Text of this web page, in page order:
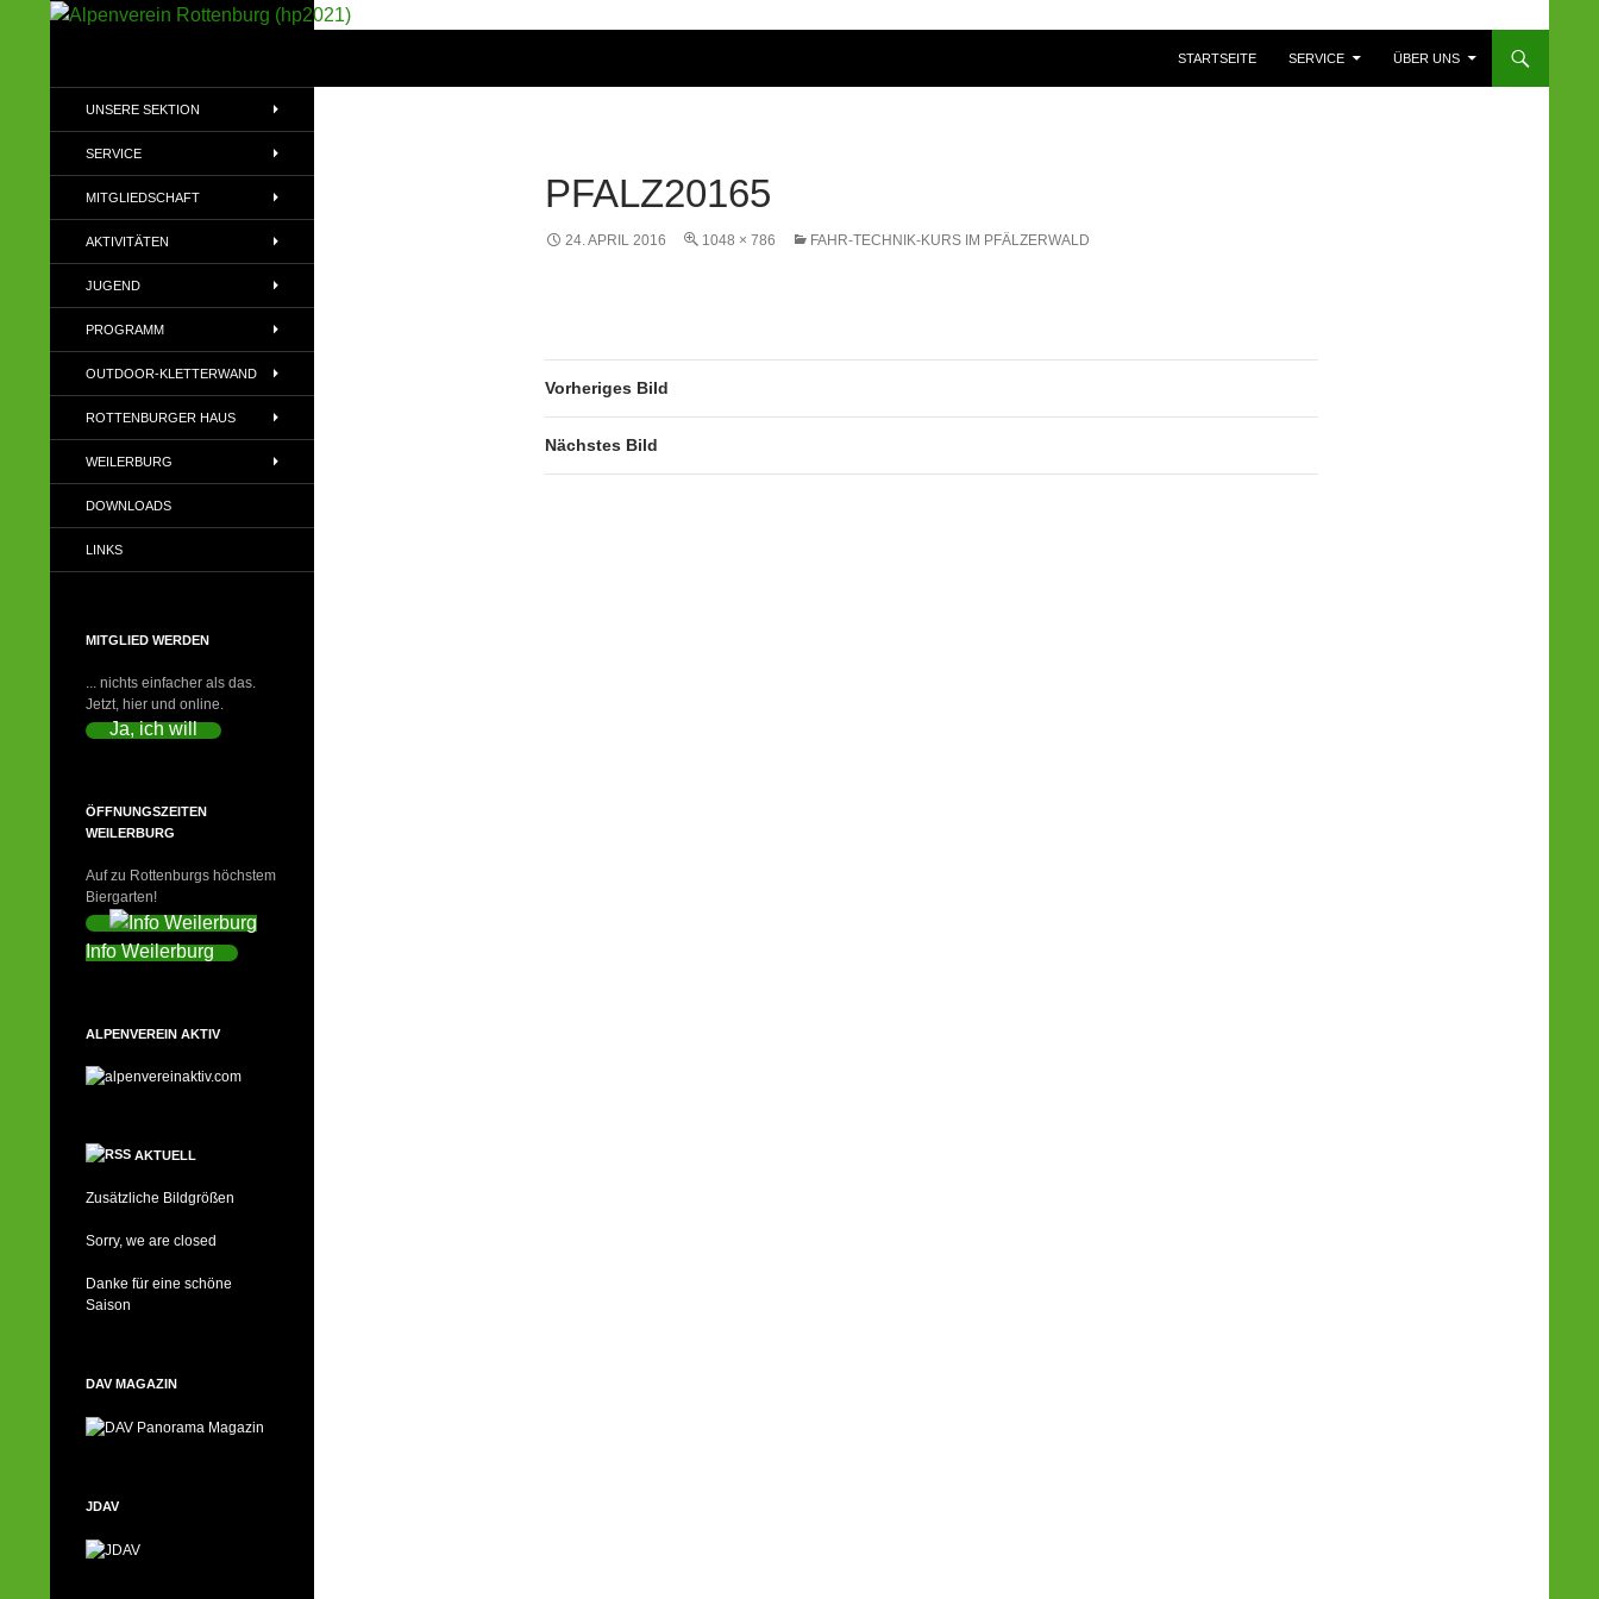
STARTSEITE
SERVICE ÜBER UNS
PFALZ20165
24. APRIL 2016 1048 × 786 FAHR-TECHNIK-KURS IM PFÄLZERWALD
Vorheriges Bild
Nächstes Bild
(DAV)
UNSERE SEKTION
SERVICE
MITGLIEDSCHAFT
AKTIVITÄTEN
JUGEND
PROGRAMM
OUTDOOR-KLETTERWAND
ROTTENBURGER HAUS
WEILERBURG
DOWNLOADS
LINKS
MITGLIED WERDEN
... nichts einfacher als das.
Jetzt, hier und online.
Ja, ich will
ÖFFNUNGSZEITEN
WEILERBURG
Auf zu Rottenburgs höchstem
Biergarten!
Info Weilerburg
ALPENVEREIN AKTIV
AKTUELL
Zusätzliche Bildgrößen
Sorry, we are closed
Danke für eine schöne
Saison
DAV MAGAZIN
JDAV